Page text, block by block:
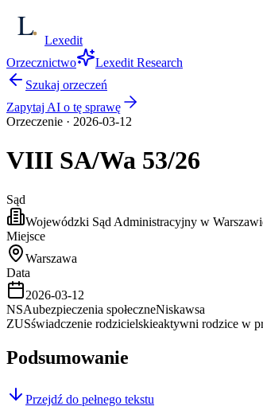
Lexedit
Orzecznictwo
Lexedit Research
Szukaj orzeczeń
Zapytaj AI o tę sprawę
Orzeczenie · 2026-03-12
VIII SA/Wa 53/26
Sąd
Wojewódzki Sąd Administracyjny w
Miejsce
Warszawa
Data
2026-03-12
NSAubezpieczenia społeczneNiskawsa
ZUSświadczenie rodzicielskieaktywni rodzice w
Podsumowanie
Przejdź do pełnego tekstu